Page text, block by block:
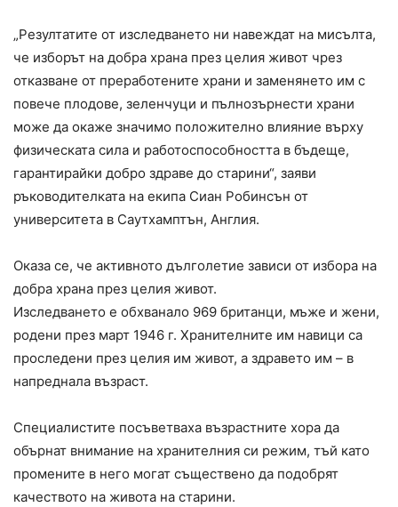
„Резултатите от изследването ни навеждат на мисълта,
че изборът на добра храна през целия живот чрез
отказване от преработените храни и заменянето им с
повече плодове, зеленчуци и пълнозърнести храни
може да окаже значимо положително влияние върху
физическата сила и работоспособността в бъдеще,
гарантирайки добро здраве до старини“, заяви
ръководителката на екипа Сиан Робинсън от
университета в Саутхамптън, Англия.
Оказа се, че активното дълголетие зависи от избора на
добра храна през целия живот.
Изследването е обхванало 969 британци, мъже и жени,
родени през март 1946 г. Хранителните им навици са
проследени през целия им живот, а здравето им – в
напреднала възраст.
Специалистите посъветваха възрастните хора да
обърнат внимание на хранителния си режим, тъй като
промените в него могат съществено да подобрят
качеството на живота на старини.